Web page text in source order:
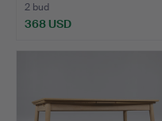
2 bud
368 USD